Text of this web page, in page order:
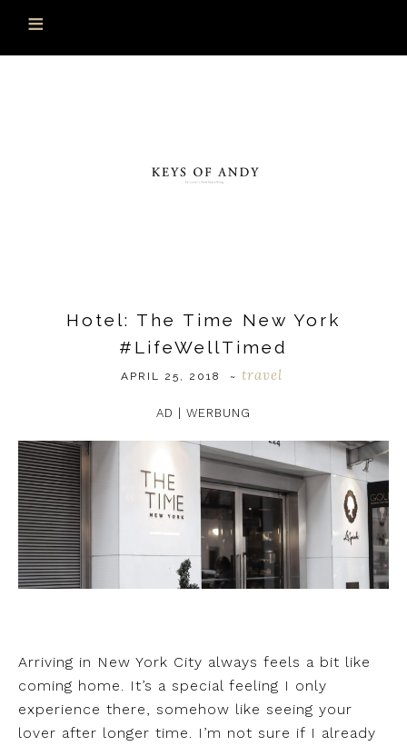
Hotel: The Time New York
#LifeWellTimed
APRIL 25, 2018 ~ travel
AD | WERBUNG
Arriving in New York City always feels a bit like
coming home. It’s a special feeling I only
experience there, somehow like seeing your
lover after longer time. I’m not sure if I already